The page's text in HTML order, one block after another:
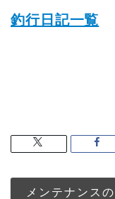
釣行日記一覧
メンテナンス